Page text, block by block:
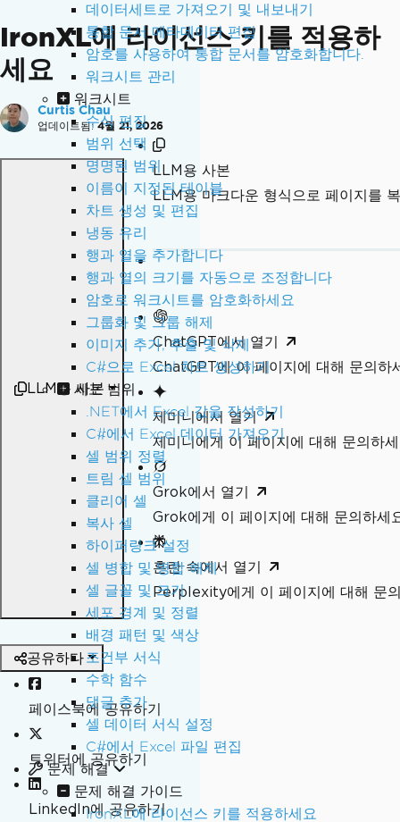
데이터세트로 가져오기 및 내보내기
통합 문서 메타데이터 편집
암호를 사용하여 통합 문서를 암호화합니다.
워크시트 관리
워크시트
수식 편집
범위 선택
명명된 범위
이름이 지정된 테이블
차트 생성 및 편집
냉동 유리
행과 열을 추가합니다
행과 열의 크기를 자동으로 조정합니다
암호로 워크시트를 암호화하세요
그룹화 및 그룹 해제
이미지 추가, 추출 및 삭제
C#으로 Excel 차트 생성하기
세포 범위
.NET에서 Excel 값을 작성하기
C#에서 Excel 데이터 가져오기
셀 범위 정렬
트림 셀 범위
클리어 셀
복사 셀
하이퍼링크 설정
셀 병합 및 병합 해제
셀 글꼴 및 크기
세포 경계 및 정렬
배경 패턴 및 색상
조건부 서식
수학 함수
댓글 추가
셀 데이터 서식 설정
C#에서 Excel 파일 편집
문제 해결
문제 해결 가이드
IronXL에 라이선스 키를 적용하세요
IronXL에 라이선스 키를 적용하
세요
Curtis Chau
업데이트됨: 4월 21, 2026
LLM용 사본
LLM용 사본
LLM용 마크다운 형식으로 페이지를
ChatGPT에서 열기
ChatGPT에 이 페이지에 대해 문의하
제미니에서 열기
제미니에게 이 페이지에 대해 문의하
Grok에서 열기
Grok에게 이 페이지에 대해 문의하세
혼란 속에서 열기
Perplexity에게 이 페이지에 대해 문
공유하다
페이스북에 공유하기
트위터에 공유하기
LinkedIn에 공유하기